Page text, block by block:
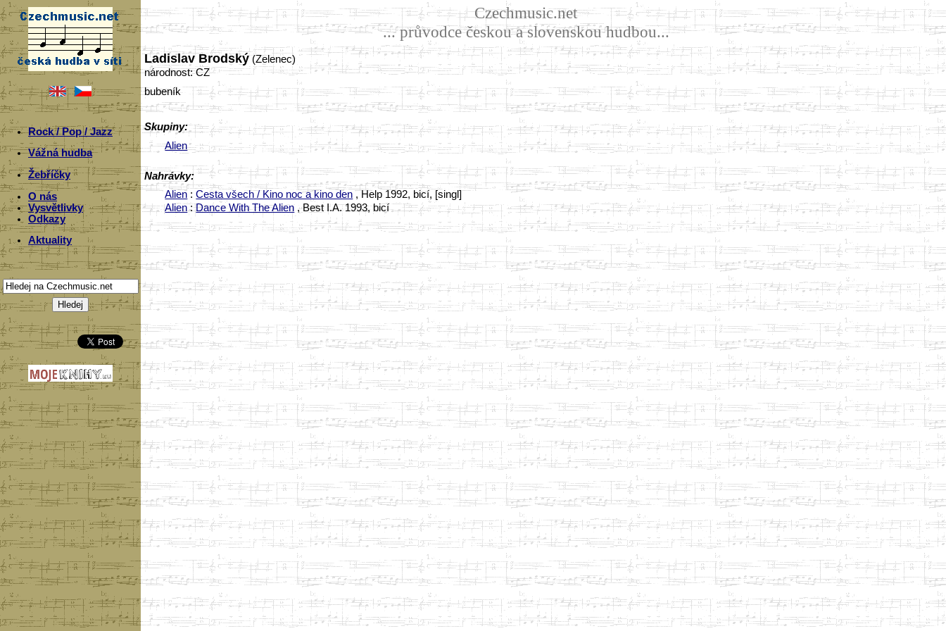
Rock / Pop / Jazz
Vážná hudba
Žebříčky
O nás
Vysvětlivky
Odkazy
Aktuality
Czechmusic.net
... průvodce českou a slovenskou hudbou...
Ladislav Brodský(Zelenec)
národnost: CZ
bubeník
Skupiny:
Alien
Nahrávky:
Alien :Cesta všech / Kino noc a kino den, Help 1992, bicí, [singl]
Alien:Dance With The Alien, Best I.A. 1993, bicí